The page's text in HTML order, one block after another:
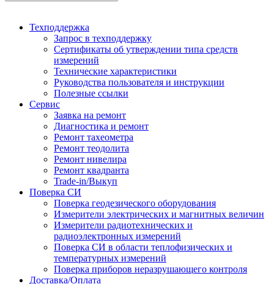
Техподдержка
Запрос в техподдержку
Сертификаты об утверждении типа средств
измерений
Технические характеристики
Руководства пользователя и инструкции
Полезные ссылки
Сервис
Заявка на ремонт
Диагностика и ремонт
Ремонт тахеометра
Ремонт теодолита
Ремонт нивелира
Ремонт квадранта
Trade-in/Выкуп
Поверка СИ
Поверка геодезического оборудования
Измерители электрических и магнитных величин
Измерители радиотехнических и
радиоэлектронных измерений
Поверка СИ в области теплофизических и
температурных измерений
Поверка приборов неразрушающего контроля
Доставка/Оплата